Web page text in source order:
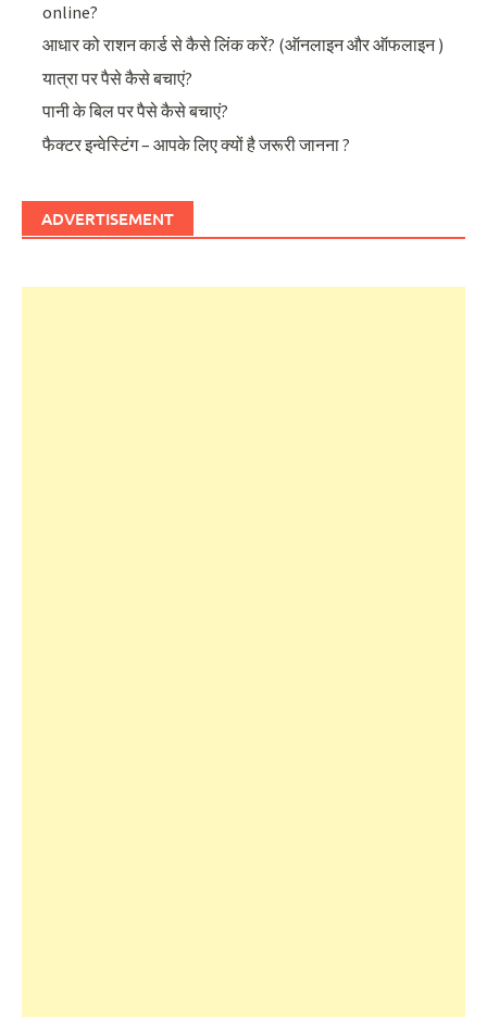
online?
आधार को राशन कार्ड से कैसे लिंक करें? (ऑनलाइन और ऑफलाइन )
यात्रा पर पैसे कैसे बचाएं?
पानी के बिल पर पैसे कैसे बचाएं?
फैक्टर इन्वेस्टिंग – आपके लिए क्यों है जरूरी जानना ?
ADVERTISEMENT